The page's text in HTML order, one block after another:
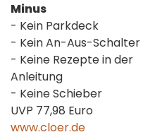
Minus
- Kein Parkdeck
- Kein An-Aus-Schalter
- Keine Rezepte in der
Anleitung
- Keine Schieber
UVP 77,98 Euro
www.cloer.de